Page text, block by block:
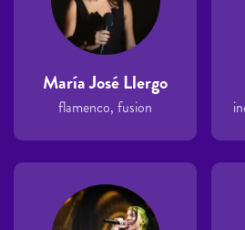
María José Llergo
flamenco, fusion